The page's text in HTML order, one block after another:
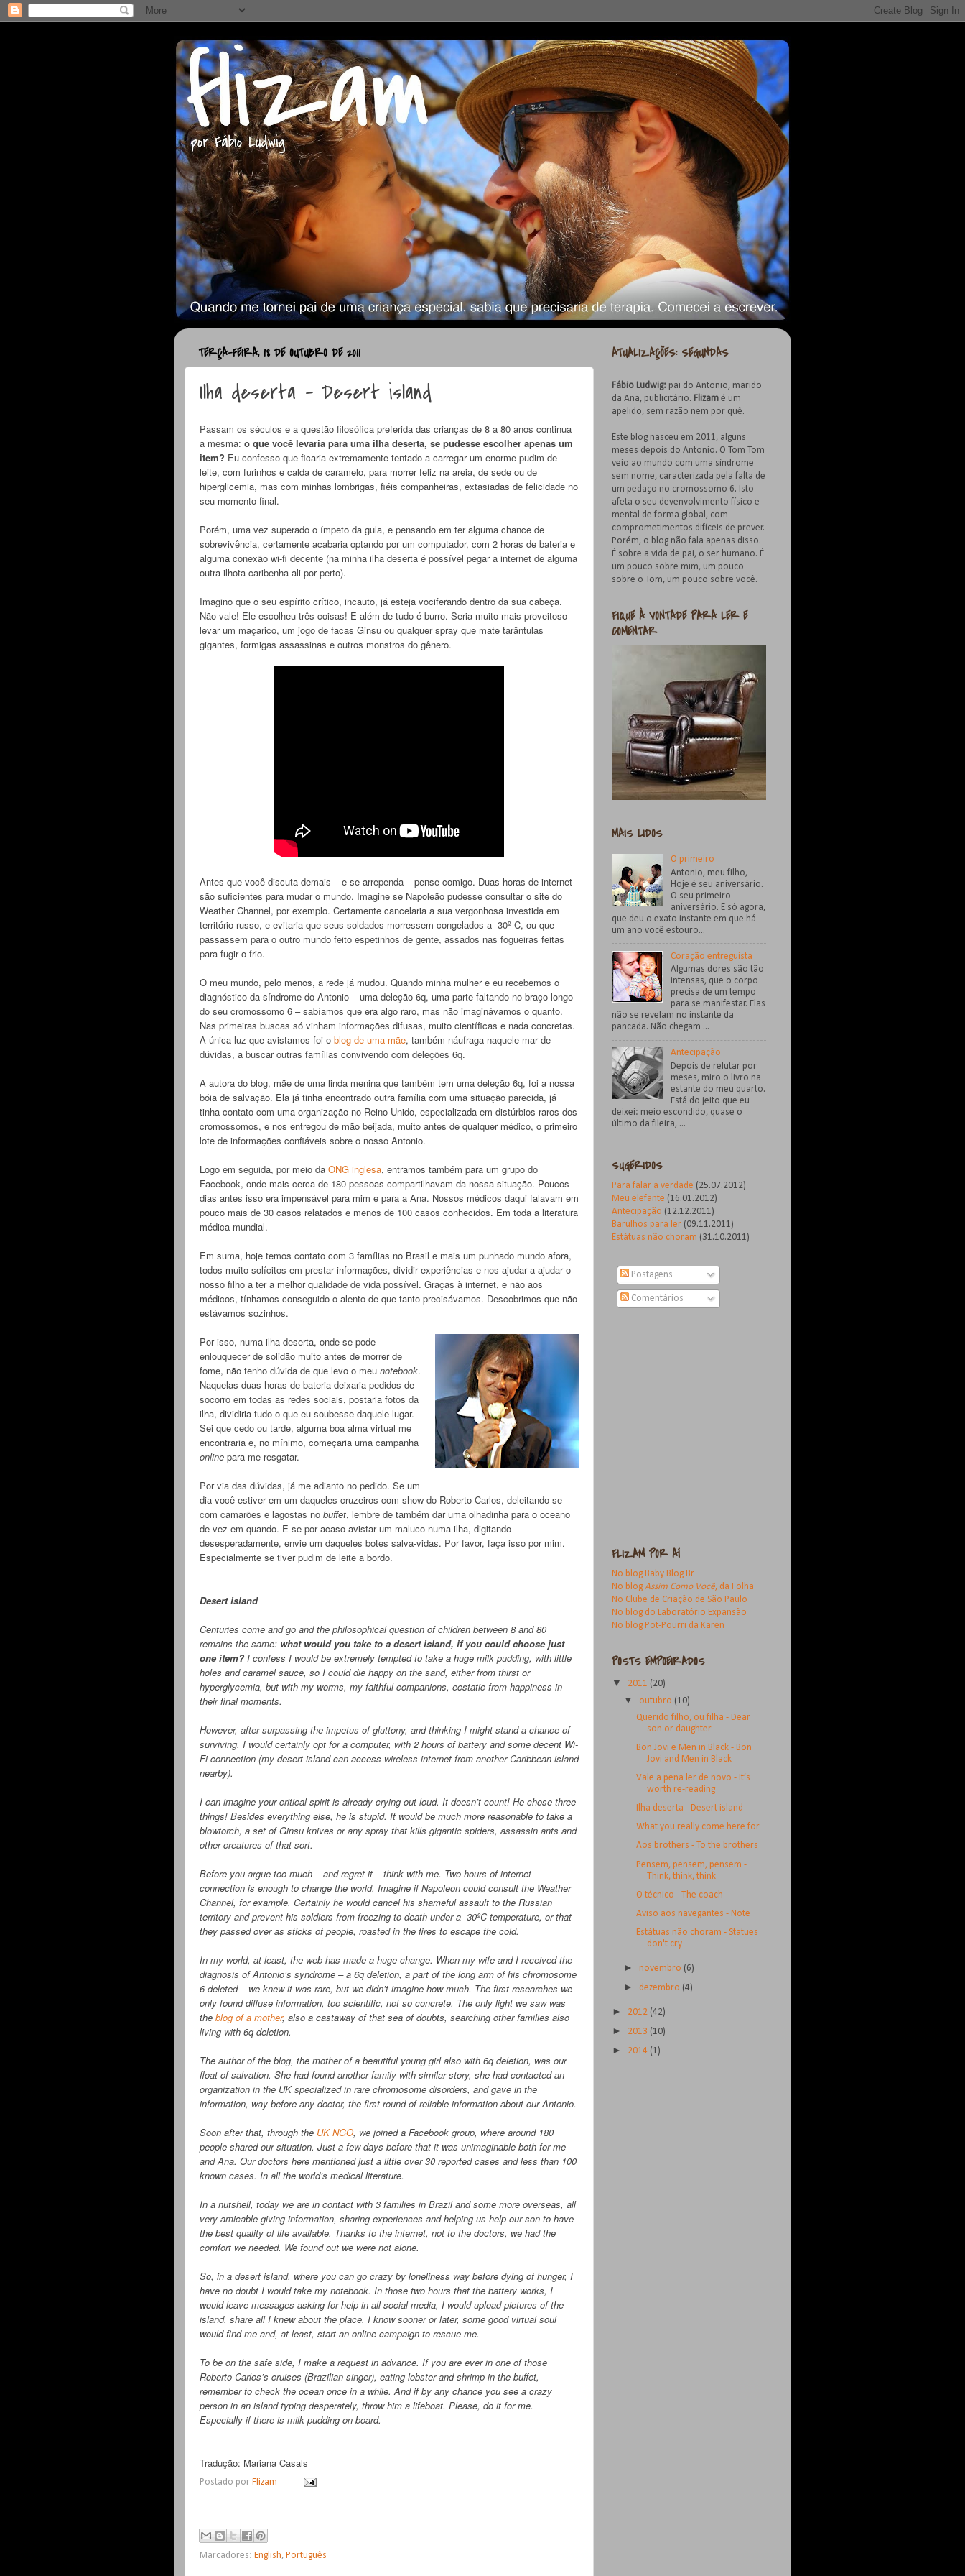
TERÇA-FEIRA, 18 DE OUTUBRO DE 2011
Ilha deserta - Desert island
Passam os séculos e a questão filosófica preferida das crianças de 8 a 80 anos continua
a mesma: o que você levaria para uma ilha deserta, se pudesse escolher apenas um
item? Eu confesso que ficaria extremamente tentado a carregar um enorme pudim de
leite, com furinhos e calda de caramelo, para morrer feliz na areia, de sede ou de
hiperglicemia, mas com minhas lombrigas, fiéis companheiras, extasiadas de felicidade no
seu momento final.
Porém, uma vez superado o ímpeto da gula, e pensando em ter alguma chance de
sobrevivência, certamente acabaria optando por um computador, com 2 horas de bateria e
alguma conexão wi-fi decente (na minha ilha deserta é possível pegar a internet de alguma
outra ilhota caribenha ali por perto).
Imagino que o seu espírito crítico, incauto, já esteja vociferando dentro da sua cabeça.
Não vale! Ele escolheu três coisas! E além de tudo é burro. Seria muito mais proveitoso
levar um maçarico, um jogo de facas Ginsu ou qualquer spray que mate tarântulas
gigantes, formigas assassinas e outros monstros do gênero.
Antes que você discuta demais – e se arrependa – pense comigo. Duas horas de internet
são suficientes para mudar o mundo. Imagine se Napoleão pudesse consultar o site do
Weather Channel, por exemplo. Certamente cancelaria a sua vergonhosa investida em
território russo, e evitaria que seus soldados morressem congelados a -30º C, ou que
passassem para o outro mundo feito espetinhos de gente, assados nas fogueiras feitas
para fugir o frio.
O meu mundo, pelo menos, a rede já mudou. Quando minha mulher e eu recebemos o
diagnóstico da síndrome do Antonio – uma deleção 6q, uma parte faltando no braço longo
do seu cromossomo 6 – sabíamos que era algo raro, mas não imaginávamos o quanto.
Nas primeiras buscas só vinham informações difusas, muito científicas e nada concretas.
A única luz que avistamos foi o blog de uma mãe, também náufraga naquele mar de
dúvidas, a buscar outras famílias convivendo com deleções 6q.
A autora do blog, mãe de uma linda menina que também tem uma deleção 6q, foi a nossa
bóia de salvação. Ela já tinha encontrado outra família com uma situação parecida, já
tinha contato com uma organização no Reino Unido, especializada em distúrbios raros dos
cromossomos, e nos entregou de mão beijada, muito antes de qualquer médico, o primeiro
lote de informações confiáveis sobre o nosso Antonio.
Logo em seguida, por meio da ONG inglesa, entramos também para um grupo do
Facebook, onde mais cerca de 180 pessoas compartilhavam da nossa situação. Poucos
dias antes isso era impensável para mim e para a Ana. Nossos médicos daqui falavam em
pouco mais de 30 casos relatados e menos de 100 casos conhecidos. Em toda a literatura
médica mundial.
Em suma, hoje temos contato com 3 famílias no Brasil e mais um punhado mundo afora,
todos muito solícitos em prestar informações, dividir experiências e nos ajudar a ajudar o
nosso filho a ter a melhor qualidade de vida possível. Graças à internet, e não aos
médicos, tínhamos conseguido o alento de que tanto precisávamos. Descobrimos que não
estávamos sozinhos.
Por isso, numa ilha deserta, onde se pode
enlouquecer de solidão muito antes de morrer de
fome, não tenho dúvida de que levo o meu notebook.
Naquelas duas horas de bateria deixaria pedidos de
socorro em todas as redes sociais, postaria fotos da
ilha, dividiria tudo o que eu soubesse daquele lugar.
Sei que cedo ou tarde, alguma boa alma virtual me
encontraria e, no mínimo, começaria uma campanha
online para me resgatar.
Por via das dúvidas, já me adianto no pedido. Se um
dia você estiver em um daqueles cruzeiros com show do Roberto Carlos, deleitando-se
com camarões e lagostas no buffet, lembre de também dar uma olhadinha para o oceano
de vez em quando. E se por acaso avistar um maluco numa ilha, digitando
desesperadamente, envie um daqueles botes salva-vidas. Por favor, faça isso por mim.
Especialmente se tiver pudim de leite a bordo.
Desert island
Centuries come and go and the philosophical question of children between 8 and 80
remains the same: what would you take to a desert island, if you could choose just
one item? I confess I would be extremely tempted to take a huge milk pudding, with little
holes and caramel sauce, so I could die happy on the sand, either from thirst or
hyperglycemia, but with my worms, my faithful companions, ecstatic from happiness in
their final moments.
However, after surpassing the impetus of gluttony, and thinking I might stand a chance of
surviving, I would certainly opt for a computer, with 2 hours of battery and some decent Wi-
Fi connection (my desert island can access wireless internet from another Caribbean island
nearby).
I can imagine your critical spirit is already crying out loud. It doesn’t count! He chose three
things! Besides everything else, he is stupid. It would be much more reasonable to take a
blowtorch, a set of Ginsu knives or any spray that kills gigantic spiders, assassin ants and
other creatures of that sort.
Before you argue too much – and regret it – think with me. Two hours of internet
connection is enough to change the world. Imagine if Napoleon could consult the Weather
Channel, for example. Certainly he would cancel his shameful assault to the Russian
territory and prevent his soldiers from freezing to death under a -30ºC temperature, or that
they passed over as sticks of people, roasted in the fires to escape the cold.
In my world, at least, the web has made a huge change. When my wife and I received the
diagnosis of Antonio’s syndrome – a 6q deletion, a part of the long arm of his chromosome
6 deleted – we knew it was rare, but we didn’t imagine how much. The first researches we
only found diffuse information, too scientific, not so concrete. The only light we saw was
the blog of a mother, also a castaway of that sea of doubts, searching other families also
living with 6q deletion.
The author of the blog, the mother of a beautiful young girl also with 6q deletion, was our
float of salvation. She had found another family with similar story, she had contacted an
organization in the UK specialized in rare chromosome disorders, and gave in the
information, way before any doctor, the first round of reliable information about our Antonio.
Soon after that, through the UK NGO, we joined a Facebook group, where around 180
people shared our situation. Just a few days before that it was unimaginable both for me
and Ana. Our doctors here mentioned just a little over 30 reported cases and less than 100
known cases. In all the world’s medical literature.
In a nutshell, today we are in contact with 3 families in Brazil and some more overseas, all
very amicable giving information, sharing experiences and helping us help our son to have
the best quality of life available. Thanks to the internet, not to the doctors, we had the
comfort we needed. We found out we were not alone.
So, in a desert island, where you can go crazy by loneliness way before dying of hunger, I
have no doubt I would take my notebook. In those two hours that the battery works, I
would leave messages asking for help in all social media, I would upload pictures of the
island, share all I knew about the place. I know sooner or later, some good virtual soul
would find me and, at least, start an online campaign to rescue me.
To be on the safe side, I make a request in advance. If you are ever in one of those
Roberto Carlos’s cruises (Brazilian singer), eating lobster and shrimp in the buffet,
remember to check the ocean once in a while. And if by any chance you see a crazy
person in an island typing desperately, throw him a lifeboat. Please, do it for me.
Especially if there is milk pudding on board.
Tradução: Mariana Casals
Postado por Flizam
Marcadores: English, Português
ATUALIZAÇÕES: SEGUNDAS
Fábio Ludwig: pai do Antonio, marido
da Ana, publicitário. Flizam é um
apelido, sem razão nem por quê.
Este blog nasceu em 2011, alguns
meses depois do Antonio. O Tom Tom
veio ao mundo com uma síndrome
sem nome, caracterizada pela falta de
um pedaço no cromossomo 6. Isto
afeta o seu devenvolvimento físico e
mental de forma global, com
comprometimentos difíceis de prever.
Porém, o blog não fala apenas disso.
É sobre a vida de pai, o ser humano. É
um pouco sobre mim, um pouco
sobre o Tom, um pouco sobre você.
FIQUE À VONTADE PARA LER E
COMENTAR
MAIS LIDOS
O primeiro
Antonio, meu filho,
Hoje é seu aniversário.
O seu primeiro
aniversário. E só agora,
que deu o exato instante em que há
um ano você estouro...
Coração entreguista
Algumas dores são tão
intensas, que o corpo
precisa de um tempo
para se manifestar. Elas
não se revelam no instante da
pancada. Não chegam ...
Antecipação
Depois de relutar por
meses, miro o livro na
estante do meu quarto.
Está do jeito que eu
deixei: meio escondido, quase o
último da fileira, ...
SUGERIDOS
Para falar a verdade (25.07.2012)
Meu elefante (16.01.2012)
Antecipação (12.12.2011)
Barulhos para ler (09.11.2011)
Estátuas não choram (31.10.2011)
Postagens
Comentários
FLIZAM POR AÍ
No blog Baby Blog Br
No blog Assim Como Você, da Folha
No Clube de Criação de São Paulo
No blog do Laboratório Expansão
No blog Pot-Pourri da Karen
POSTS EMPOEIRADOS
▼ 2011 (20)
▼ outubro (10)
Querido filho, ou filha - Dear
son or daughter
Bon Jovi e Men in Black - Bon
Jovi and Men in Black
Vale a pena ler de novo - It’s
worth re-reading
Ilha deserta - Desert island
What you really come here for
Aos brothers - To the brothers
Pensem, pensem, pensem -
Think, think, think
O técnico - The coach
Aviso aos navegantes - Note
Estátuas não choram - Statues
don't cry
► novembro (6)
► dezembro (4)
► 2012 (42)
► 2013 (10)
► 2014 (1)